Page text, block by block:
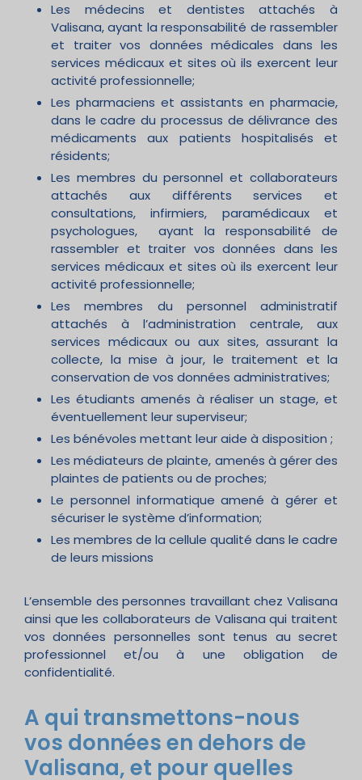
Les médecins et dentistes attachés à
Valisana, ayant la responsabilité de rassembler
et traiter vos données médicales dans les
services médicaux et sites où ils exercent leur
activité professionnelle;
Les pharmaciens et assistants en pharmacie,
dans le cadre du processus de délivrance des
médicaments aux patients hospitalisés et
résidents;
Les membres du personnel et collaborateurs
attachés aux différents services et
consultations, infirmiers, paramédicaux et
psychologues, ayant la responsabilité de
rassembler et traiter vos données dans les
services médicaux et sites où ils exercent leur
activité professionnelle;
Les membres du personnel administratif
attachés à l’administration centrale, aux
services médicaux ou aux sites, assurant la
collecte, la mise à jour, le traitement et la
conservation de vos données administratives;
Les étudiants amenés à réaliser un stage, et
éventuellement leur superviseur;
Les bénévoles mettant leur aide à disposition ;
Les médiateurs de plainte, amenés à gérer des
plaintes de patients ou de proches;
Le personnel informatique amené à gérer et
sécuriser le système d’information;
Les membres de la cellule qualité dans le cadre
de leurs missions
L’ensemble des personnes travaillant chez Valisana
ainsi que les collaborateurs de Valisana qui traitent
vos données personnelles sont tenus au secret
professionnel et/ou à une obligation de
confidentialité.
A qui transmettons-nous
vos données en dehors de
Valisana, et pour quelles